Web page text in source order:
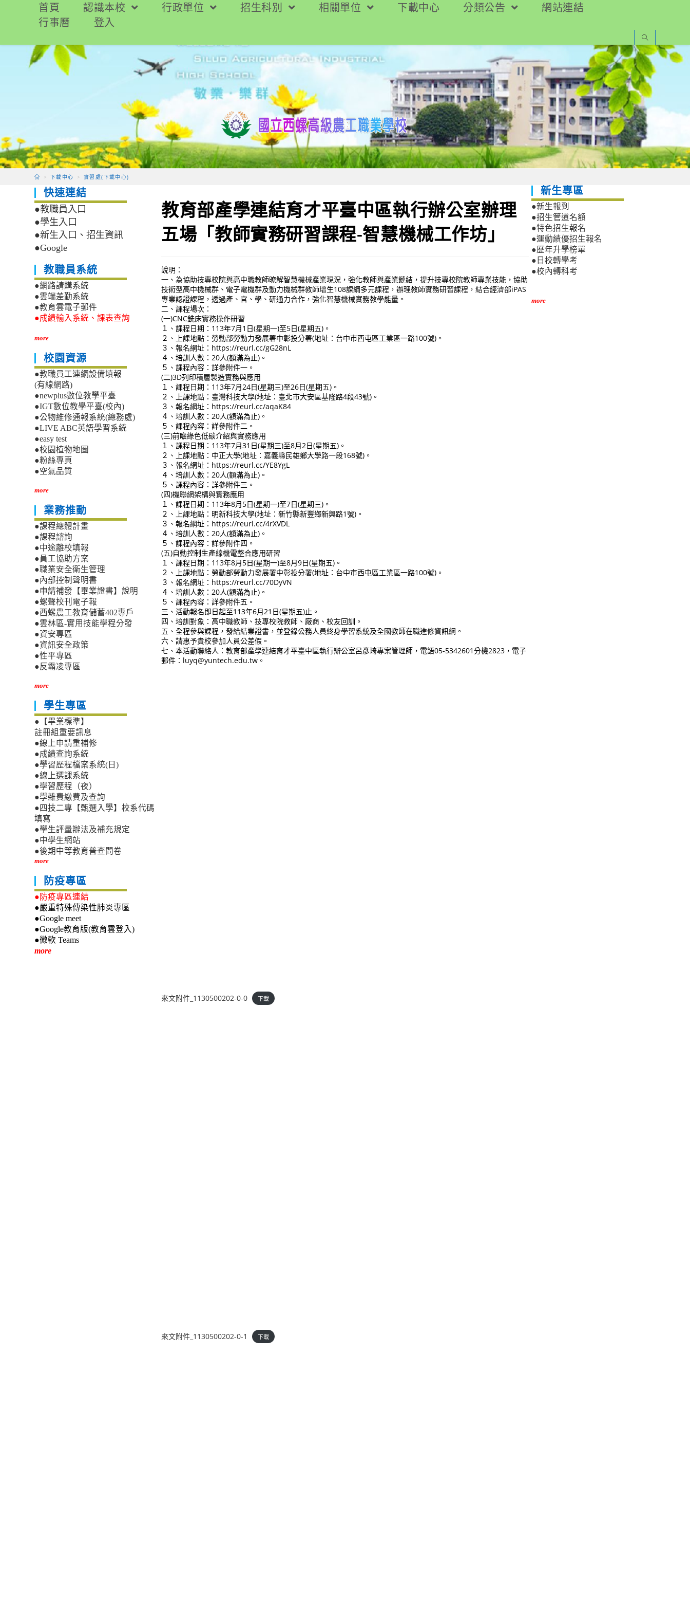
要
首頁 認識本校 行政單位 招生科別 相關單位 下載中心 分類公告
網站連結
行事曆
登入
> 下載中心 > 實習處(下載中心)
教育部產學連結育才平臺中區執行辦公室辦理
五場「教師實務研習課程-智慧機械工作坊」
說明：
一、為協助技專校院與高中職教師暸解智慧機械產業現況，強化教師與產業鏈結，提升技專校院教師專業技能，協助
技術型高中機械群、電子電機群及動力機械群教師增生108課綱多元課程，辦理教師實務研習課程，結合經濟部iPAS
專業認證課程，透過產、官、學、研通力合作，強化智慧機械實務教學能量。
二、課程場次：
(一)CNC銑床實務操作研習
１、課程日期：113年7月1日(星期一)至5日(星期五)。
２、上課地點：勞動部勞動力發展署中彰投分署(地址：台中市西屯區工業區一路100號)。
３、報名網址：https://reurl.cc/gG28nL
４、培訓人數：20人(額滿為止)。
５、課程內容：詳參附件一。
(二)3D列印積層製造實務與應用
１、課程日期：113年7月24日(星期三)至26日(星期五)。
２、上課地點：臺灣科技大學(地址：臺北市大安區基隆路4段43號)。
３、報名網址：https://reurl.cc/aqaK84
４、培訓人數：20人(額滿為止)。
５、課程內容：詳參附件二。
(三)前瞻綠色低碳介紹與實務應用
１、課程日期：113年7月31日(星期三)至8月2日(星期五)。
２、上課地點：中正大學(地址：嘉義縣民雄鄉大學路一段168號)。
３、報名網址：https://reurl.cc/YE8YgL
４、培訓人數：20人(額滿為止)。
５、課程內容：詳參附件三。
(四)機聯網架構與實務應用
１、課程日期：113年8月5日(星期一)至7日(星期三)。
２、上課地點：明新科技大學(地址：新竹縣新豐鄉新興路1號)。
３、報名網址：https://reurl.cc/4rXVDL
４、培訓人數：20人(額滿為止)。
５、課程內容：詳參附件四。
(五)自動控制生產線機電整合應用研習
１、課程日期：113年8月5日(星期一)至8月9日(星期五)。
２、上課地點：勞動部勞動力發展署中彰投分署(地址：台中市西屯區工業區一路100號)。
３、報名網址：https://reurl.cc/70DyVN
４、培訓人數：20人(額滿為止)。
５、課程內容：詳參附件五。
三、活動報名即日起至113年6月21日(星期五)止。
四、培訓對象：高中職教師、技專校院教師、廠商、校友回訓。
五、全程參與課程，發給結業證書，並登錄公務人員終身學習系統及全國教師在職進修資訊綱。
六、請惠予貴校參加人員公差假。
七、本活動聯絡人：教育部產學連結育才平臺中區執行辦公室呂彥琦專案管理師，電語05-5342601分機2823，電子
郵件：luyq@yuntech.edu.tw。
來文附件_1130500202-0-0 下載
來文附件_1130500202-0-1 下載
快速連結
●教職員入口
●學生入口
●新生入口、招生資訊
●Google
教職員系統
●網路請購系統
●雲端差勤系統
●教育雲電子郵件
●成績輸入系統、課表查詢
more
校園資源
●教職員工連網設備填報
(有線網路)
●newplus數位教學平臺
●IGT數位教學平臺(校內)
●公物維修通報系統(總務處)
●LIVE ABC英語學習系統
●easy test
●校園植物地圖
●粉絲專頁
●空氣品質
more
業務推動
●課程總體計畫
●課程諮詢
●中途離校填報
●員工協助方案
●職業安全衛生管理
●內部控制聲明書
●申請補發【畢業證書】說明
●螺聲校刊電子報
●西螺農工教育儲蓄402專戶
●雲林區-實用技能學程分發
●資安專區
●資訊安全政策
●性平專區
●反霸凌專區
more
學生專區
●【畢業標準】
註冊組重要訊息
●線上申請重補修
●成績查詢系統
●學習歷程檔案系統(日)
●線上選課系統
●學習歷程（夜）
●學雜費繳費及查詢
●四技二專【甄選入學】校系代碼
填寫
●學生評量辦法及補充規定
●中學生網站
●後期中等教育普查問卷
more
防疫專區
●防疫專區連結
●嚴重特殊傳染性肺炎專區
●Google meet
●Google教育版(教育雲登入)
●微軟 Teams
more
新生專區
●新生報到
●招生管道名額
●特色招生報名
●運動績優招生報名
●歷年升學榜單
●日校轉學考
●校內轉科考
more